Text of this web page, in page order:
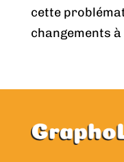
cette
changements